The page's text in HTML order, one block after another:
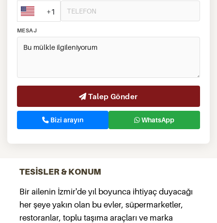
+1
MESAJ
Talep Gönder
Bizi arayın WhatsApp
TESİSLER & KONUM
Bir ailenin İzmir'de yıl boyunca ihtiyaç duyacağı
her şeye yakın olan bu evler, süpermarketler,
restoranlar, toplu taşıma araçları ve marka